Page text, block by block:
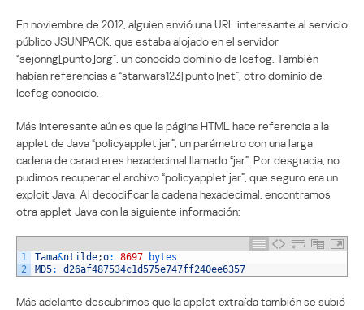
En noviembre de 2012, alguien envió una URL interesante al servicio
público JSUNPACK, que estaba alojado en el servidor
“sejonng[punto]org”, un conocido dominio de Icefog. También
habían referencias a “starwars123[punto]net”, otro dominio de
Icefog conocido.
Más interesante aún es que la página HTML hace referencia a la
applet de Java “policyapplet.jar”, un parámetro con una larga
cadena de caracteres hexadecimal llamado “jar”. Por desgracia, no
pudimos recuperar el archivo “policyapplet.jar”, que seguro era un
exploit Java. Al decodificar la cadena hexadecimal, encontramos
otra applet Java con la siguiente información:
1
2
Tama&ntilde;o: 8697
bytes
MD5: d26af487534c1d575e747ff240ee6357
Más adelante descubrimos que la applet extraída también se subió